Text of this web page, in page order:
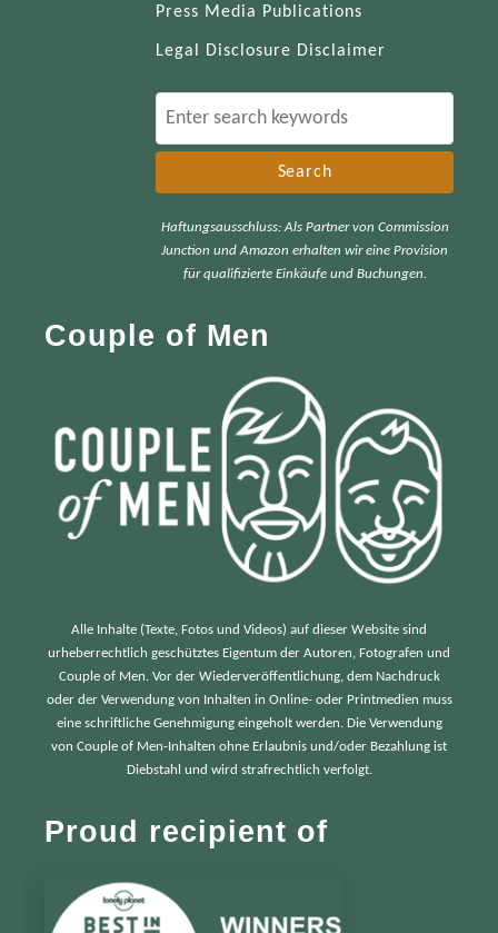
Press Media Publications
Legal Disclosure Disclaimer
e
cHaftungsausschluss: Als Partner von Commission
Junction und Amazon erhalten wir eine Provision
für qualifizierte Einkäufe und Buchungen.
Couple of Men
Alle Inhalte (Texte, Fotos und Videos) auf dieser Website sind
urheberrechtlich geschütztes Eigentum der Autoren, Fotografen und
Couple of Men. Vor der Wiederveröffentlichung, dem Nachdruck
oder der Verwendung von Inhalten in Online- oder Printmedien muss
eine schriftliche Genehmigung eingeholt werden. Die Verwendung
von Couple of Men-Inhalten ohne Erlaubnis und/oder Bezahlung ist
Diebstahl und wird strafrechtlich verfolgt.
Proud recipient of